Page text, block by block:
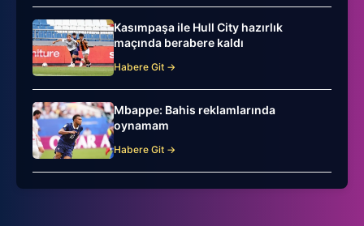
Kasımpaşa ile Hull City hazırlık
maçında berabere kaldı
Habere Git →
Mbappe: Bahis reklamlarında
oynamam
Habere Git →